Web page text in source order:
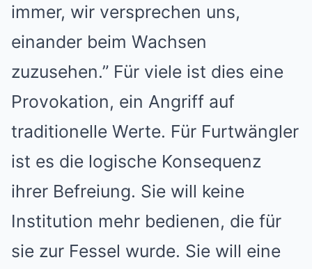
immer, wir versprechen uns,
einander beim Wachsen
zuzusehen.” Für viele ist dies eine
Provokation, ein Angriff auf
traditionelle Werte. Für Furtwängler
ist es die logische Konsequenz
ihrer Befreiung. Sie will keine
Institution mehr bedienen, die für
sie zur Fessel wurde. Sie will eine